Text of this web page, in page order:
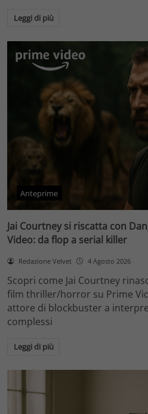
Leggi di più
Anteprime
Jai Courtney si riscatta con
Video: da flop a serial killer
Redazione Velvet 4 Agosto 2026
Scopri come Jai Courtney
film thriller/horror su Prime
attore di blockbuster a
complessi
Leggi di più